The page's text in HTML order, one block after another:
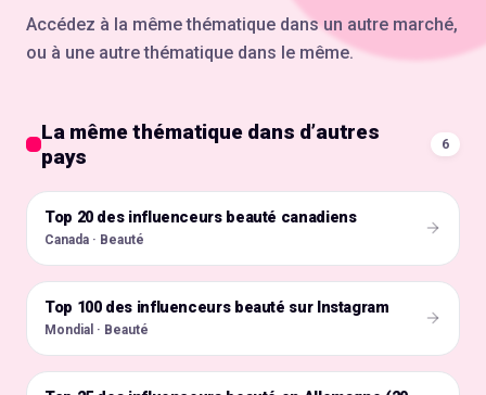
Accédez à la même thématique dans un autre marché,
ou à une autre thématique dans le même.
La même thématique dans d’autres
pays
6
🇨🇦
Top 20 des influenceurs beauté canadiens
Canada · Beauté
🌍
Top 100 des influenceurs beauté sur Instagram
Mondial · Beauté